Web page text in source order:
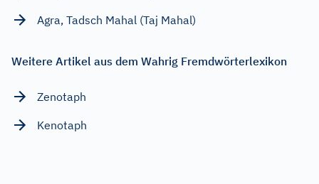
Agra, Tadsch Mahal (Taj Mahal)
Weitere Artikel aus dem Wahrig Fremdwörterlexikon
Zenotaph
Kenotaph